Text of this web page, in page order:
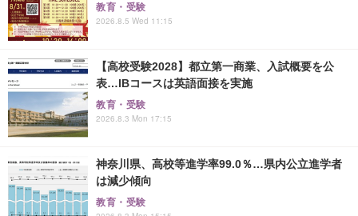
教育・受験
2026.8.5 Wed 11:15
【高校受験2028】都立第一商業、入試概要を公
表…IBコースは英語面接を実施
教育・受験
2026.8.3 Mon 17:15
神奈川県、高校等進学率99.0％…県内公立進学者
は減少傾向
教育・受験